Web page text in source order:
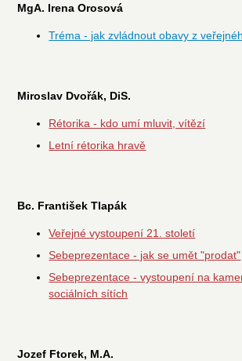
MgA. Irena Orosová
Tréma - jak zvládnout obavy z
Miroslav Dvořák, DiS.
Rétorika - kdo umí mluvit, vítězí
Letní rétorika hravě
Bc. František Tlapák
Veřejné vystoupení 21. století
Sebeprezentace - jak se umět "prodat"
Sebeprezentace - vystoupení na
sociálních sítích
Jozef Ftorek, M.A.